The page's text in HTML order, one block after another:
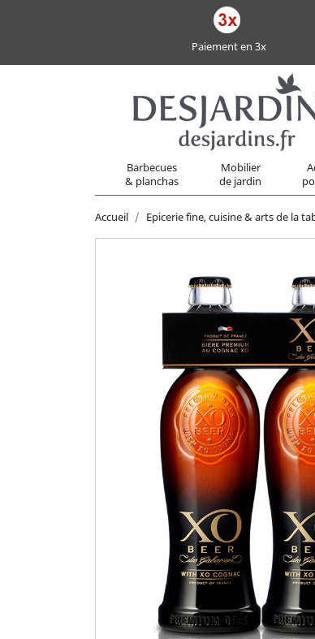
Paiement en 3x
Barbecues
& planchas
Mobilier
de jardin
Accueil Epicerie fine, cuisine & arts de la